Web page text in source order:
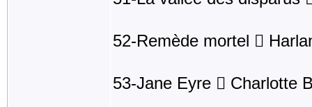
52-Remède mortel 
53-Jane Eyre  Charlotte